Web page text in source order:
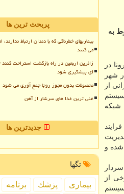
به
در
شهر
از
شبكه
شده و
از
پربحث ترین ها
بیماریهای خطرناکی که با دندان ارتباط ندارند،
می کنند
زائرین اربعین در راه بازگشت استراحت کنند
ای پیشگیری شود
محصولات بدون مجوز روجا جمع آوری می شود
غنی ترین غذا های سرشار از آهن
جدیدترین ها
تگها
بیماری پزشك برنامه